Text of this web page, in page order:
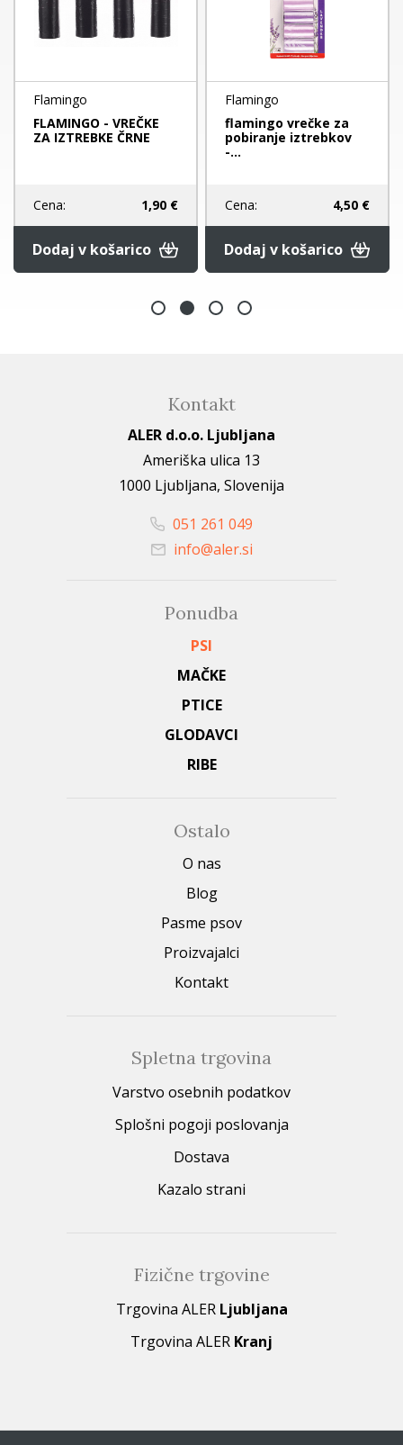
Flamingo
FLAMINGO - VREČKE
ZA IZTREBKE ČRNE
Cena: 1,90 €
Dodaj v košarico
Flamingo
flamingo vrečke za
pobiranje iztrebkov
-...
Cena: 4,50 €
Dodaj v košarico
Kontakt
ALER d.o.o. Ljubljana
Ameriška ulica 13
1000 Ljubljana, Slovenija
051 261 049
info@aler.si
Ponudba
PSI
MAČKE
PTICE
GLODAVCI
RIBE
Ostalo
O nas
Blog
Pasme psov
Proizvajalci
Kontakt
Spletna trgovina
Varstvo osebnih podatkov
Splošni pogoji poslovanja
Dostava
Kazalo strani
Fizične trgovine
Trgovina ALER Ljubljana
Trgovina ALER Kranj